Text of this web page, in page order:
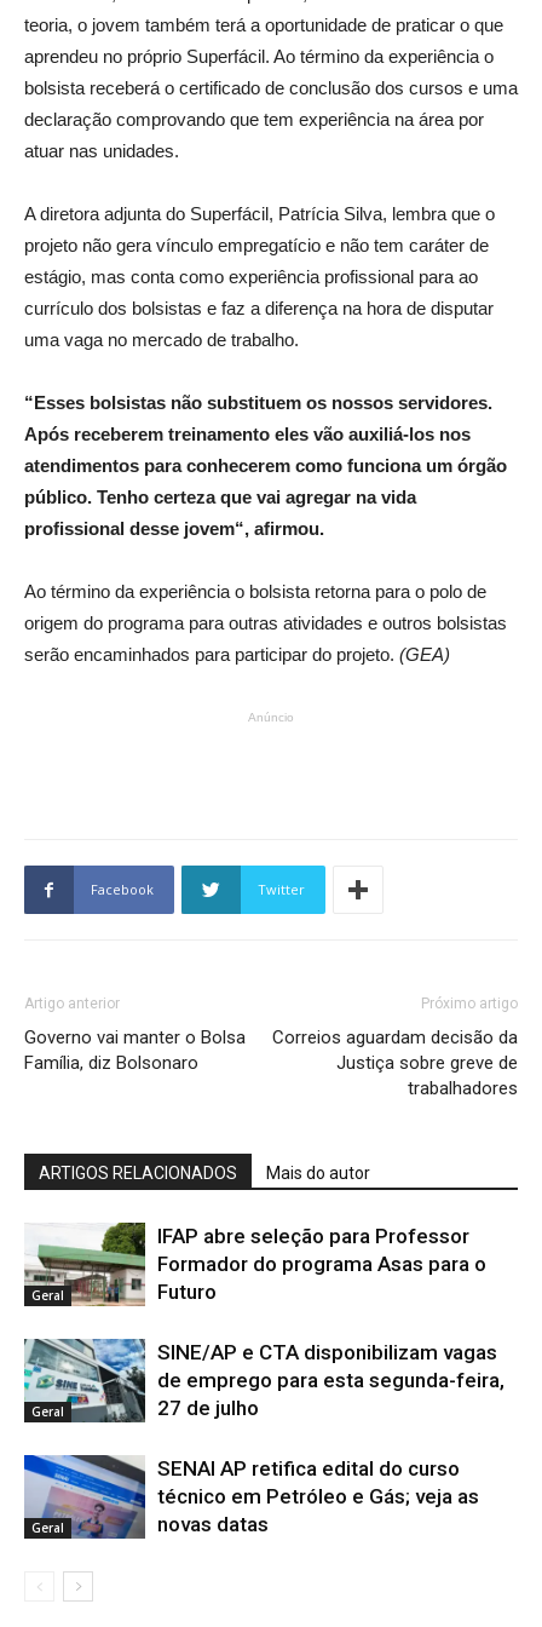
teoria, o jovem também terá a oportunidade de praticar o que
aprendeu no próprio Superfácil. Ao término da experiência o
bolsista receberá o certificado de conclusão dos cursos e uma
declaração comprovando que tem experiência na área por
atuar nas unidades.
A diretora adjunta do Superfácil, Patrícia Silva, lembra que o
projeto não gera vínculo empregatício e não tem caráter de
estágio, mas conta como experiência profissional para ao
currículo dos bolsistas e faz a diferença na hora de disputar
uma vaga no mercado de trabalho.
“Esses bolsistas não substituem os nossos servidores.
Após receberem treinamento eles vão auxiliá-los nos
atendimentos para conhecerem como funciona um órgão
público. Tenho certeza que vai agregar na vida
profissional desse jovem“, afirmou.
Ao término da experiência o bolsista retorna para o polo de
origem do programa para outras atividades e outros bolsistas
serão encaminhados para participar do projeto. (GEA)
Anúncio
Facebook Twitter
Artigo anterior
Governo vai manter o Bolsa
Família, diz Bolsonaro
Próximo artigo
Correios aguardam decisão da
Justiça sobre greve de
trabalhadores
ARTIGOS RELACIONADOS Mais do autor
Geral
IFAP abre seleção para Professor
Formador do programa Asas para o
Futuro
Geral
SINE/AP e CTA disponibilizam vagas
de emprego para esta segunda-feira,
27 de julho
Geral
SENAI AP retifica edital do curso
técnico em Petróleo e Gás; veja as
novas datas